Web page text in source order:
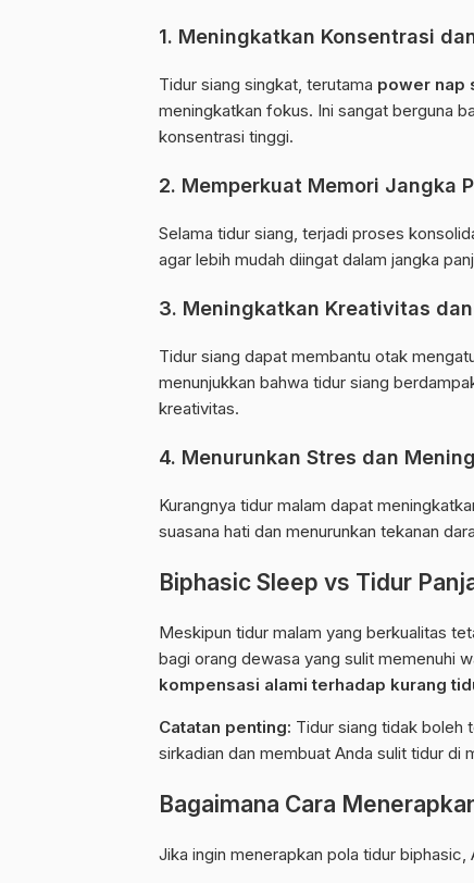
1. Meningkatkan Konsentrasi
Tidur siang singkat, terutama power nap
meningkatkan fokus. Ini sangat berguna
konsentrasi tinggi.
2. Memperkuat Memori Jangka
Selama tidur siang, terjadi proses
agar lebih mudah diingat dalam jangka
3. Meningkatkan Kreativitas
Tidur siang dapat membantu otak
menunjukkan bahwa tidur siang
kreativitas.
4. Menurunkan Stres dan
Kurangnya tidur malam dapat
suasana hati dan menurunkan tekanan
Biphasic Sleep vs Tidur
Meskipun tidur malam yang berkualitas
bagi orang dewasa yang sulit memenuhi
kompensasi alami terhadap kurang
Catatan penting: Tidur siang tidak boleh
sirkadian dan membuat Anda sulit tidur di
Bagaimana Cara
Jika ingin menerapkan pola tidur